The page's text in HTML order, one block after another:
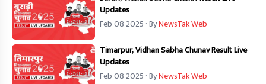
Updates
Feb 08 2025 · ByNewsTak Web
Timarpur, Vidhan Sabha Chunav Result Live
Updates
Feb 08 2025 · ByNewsTak Web